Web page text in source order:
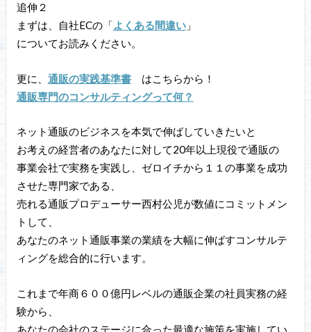
追伸２
まずは、自社ECの「よくある間違い」
についてお読みください。
更に、 通販の実践基準書はこちらから！
通販専門のコンサルティングって何？
ネット通販のビジネスを本気で伸ばしていきたいと
お考えの経営者のあなたに対して20年以上現役で通販の
事業会社で実務を実践し、ゼロイチから１１の事業を成功
させた専門家である、
売れる通販プロデューサー西村公児が数値にコミットメン
トして、
あなたのネット通販事業の業績を大幅に伸ばすコンサルテ
ィングを総合的に行います。
これまで年商６００億円レベルの通販企業の社員実務の経
験から、
あなたの会社のステージに合った最適な施策を実施してい